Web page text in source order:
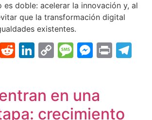
es doble: acelerar la innovación y, al
que la transformación digital
existentes.
WhatsApp
Reddit
LinkedIn
CopyMessage
Print
en una
crecimiento